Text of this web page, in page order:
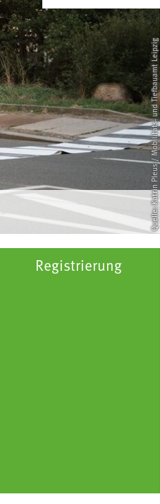
Quelle: Katrin Pleus / Mobilitäts- und Tiefbauamt Leipzig
Registrierung